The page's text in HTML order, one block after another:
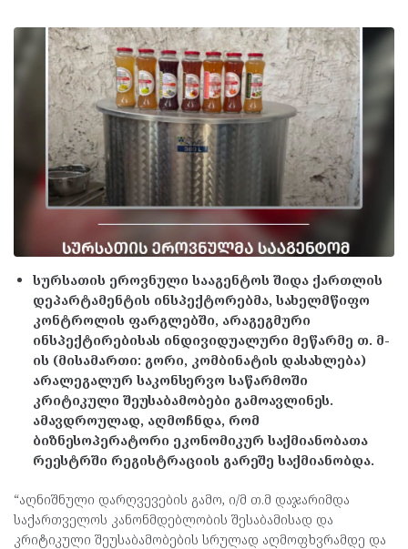
სურსათის ეროვნული სააგენტოს შიდა ქართლის
დეპარტამენტის ინსპექტორებმა, სახელმწიფო
კონტროლის ფარგლებში, არაგეგმური
ინსპექტირებისას ინდივიდუალური მეწარმე თ. მ-
ის (მისამართი: გორი, კომბინატის დასახლება)
არალეგალურ საკონსერვო საწარმოში
კრიტიკული შეუსაბამობები გამოავლინეს.
ამავდროულად, აღმოჩნდა, რომ
ბიზნესოპერატორი ეკონომიკურ საქმიანობათა
რეესტრში რეგისტრაციის გარეშე საქმიანობდა.
“აღნიშნული დარღვევების გამო, ი/მ თ.მ დაჯარიმდა
საქართველოს კანონმდებლობის შესაბამისად და
კრიტიკული შეუსაბამობების სრულად აღმოფხვრამდე და